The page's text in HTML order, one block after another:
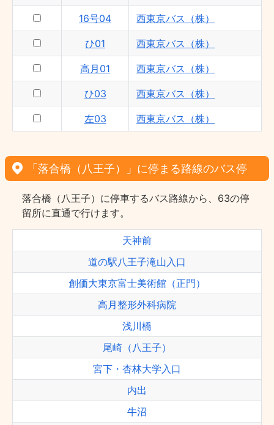
16号04 西東京バス（株）
ひ01 西東京バス（株）
高月01 西東京バス（株）
ひ03 西東京バス（株）
左03 西東京バス（株）
「落合橋（八王子）」に停まる路線のバス停
落合橋（八王子）に停車するバス路線から、63の停
留所に直通で行けます。
天神前
道の駅八王子滝山入口
創価大東京富士美術館（正門）
高月整形外科病院
浅川橋
尾崎（八王子）
宮下・杏林大学入口
内出
牛沼